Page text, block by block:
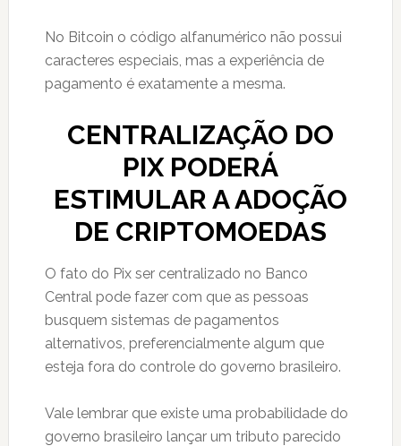
No Bitcoin o código alfanumérico não possui
caracteres especiais, mas a experiência de
pagamento é exatamente a mesma.
CENTRALIZAÇÃO DO
PIX PODERÁ
ESTIMULAR A ADOÇÃO
DE CRIPTOMOEDAS
O fato do Pix ser centralizado no Banco
Central pode fazer com que as pessoas
busquem sistemas de pagamentos
alternativos, preferencialmente algum que
esteja fora do controle do governo brasileiro.
Vale lembrar que existe uma probabilidade do
governo brasileiro lançar um tributo parecido